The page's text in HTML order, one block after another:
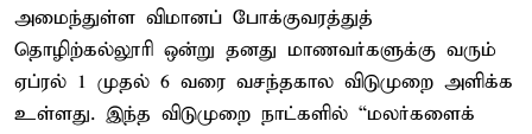
அமைந்துள்ள விமானப் போக்குவரத்துத்
தொழிற்கல்லூரி ஒன்று தனது மாணவர்களுக்கு வரும்
ஏப்ரல் 1 முதல் 6 வரை வசந்தகால விடுமுறை அளிக்க
உள்ளது. இந்த விடுமுறை நாட்களில் “மலர்களைக்